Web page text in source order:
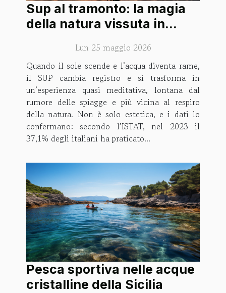
Sup al tramonto: la magia
della natura vissuta in
Lun 25 maggio 2026
Quando il sole scende e l’acqua diventa rame,
il SUP cambia registro e si trasforma in
un’esperienza quasi meditativa, lontana dal
rumore delle spiagge e più vicina al respiro
della natura. Non è solo estetica, e i dati lo
confermano: secondo l’ISTAT, nel 2023 il
37,1% degli italiani ha praticato...
Pesca sportiva nelle acque
cristalline della Sicilia